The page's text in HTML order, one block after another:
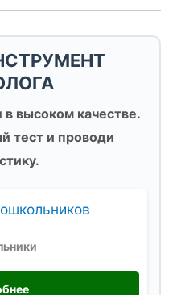
высоком качестве.
тест и проводи